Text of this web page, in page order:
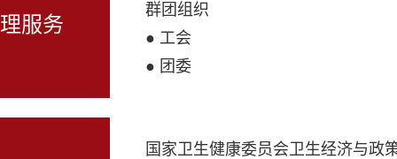
服务
群团组织
● 工会
● 团委
国家卫生健康委员会卫生经济与政